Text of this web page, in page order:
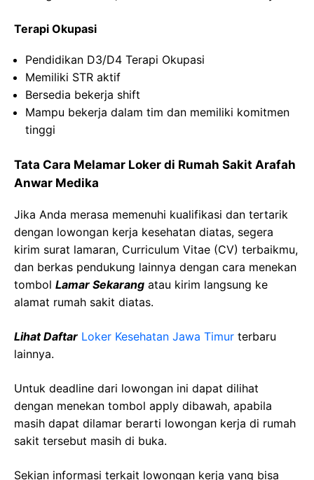
Terapi Okupasi
Pendidikan D3/D4 Terapi Okupasi
Memiliki STR aktif
Bersedia bekerja shift
Mampu bekerja dalam tim dan memiliki komitmen
tinggi
Tata Cara Melamar Loker di Rumah Sakit Arafah
Anwar Medika
Jika Anda merasa memenuhi kualifikasi dan tertarik
dengan lowongan kerja kesehatan diatas, segera
kirim surat lamaran, Curriculum Vitae (CV) terbaikmu,
dan berkas pendukung lainnya dengan cara menekan
tombol Lamar Sekarang atau kirim langsung ke
alamat rumah sakit diatas.
Lihat Daftar Loker Kesehatan Jawa Timur terbaru
lainnya.
Untuk deadline dari lowongan ini dapat dilihat
dengan menekan tombol apply dibawah, apabila
masih dapat dilamar berarti lowongan kerja di rumah
sakit tersebut masih di buka.
Sekian informasi terkait lowongan kerja yang bisa